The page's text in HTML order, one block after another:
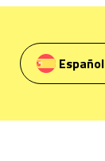
Español